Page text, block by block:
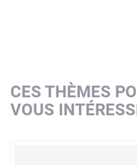
CES THÈMES
VOUS